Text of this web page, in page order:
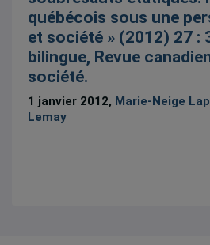
québécois sous une
et société » (2012) 27 :
bilingue, Revue
société.
1 janvier 2012, Marie-Neige
Lemay